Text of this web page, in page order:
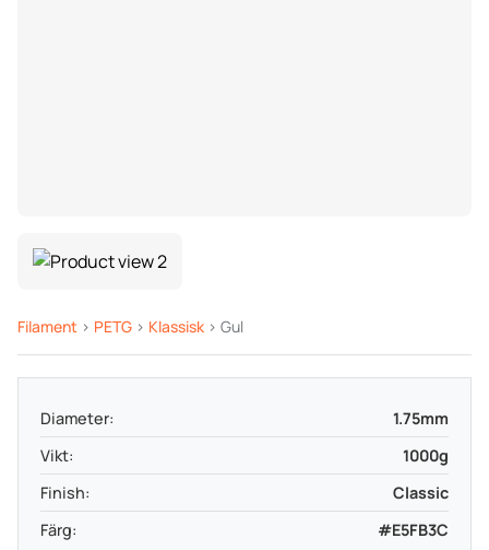
Filament > PETG > Klassisk > Gul
Diameter:
1.75mm
Vikt:
1000g
Finish:
Classic
Färg:
#E5FB3C